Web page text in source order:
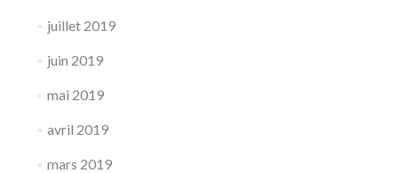
juillet 2019
juin 2019
mai 2019
avril 2019
mars 2019